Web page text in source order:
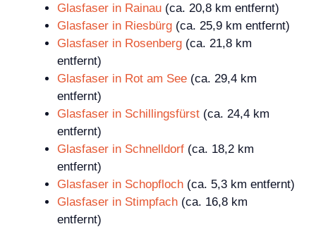
Glasfaser in Rainau (ca. 20,8 km entfernt)
Glasfaser in Riesbürg (ca. 25,9 km entfernt)
Glasfaser in Rosenberg (ca. 21,8 km
entfernt)
Glasfaser in Rot am See (ca. 29,4 km
entfernt)
Glasfaser in Schillingsfürst (ca. 24,4 km
entfernt)
Glasfaser in Schnelldorf (ca. 18,2 km
entfernt)
Glasfaser in Schopfloch (ca. 5,3 km entfernt)
Glasfaser in Stimpfach (ca. 16,8 km
entfernt)